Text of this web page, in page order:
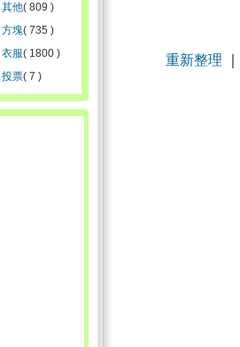
其他( 809 )
方塊( 735 )
衣服( 1800 )
投票( 7 )
重新整理